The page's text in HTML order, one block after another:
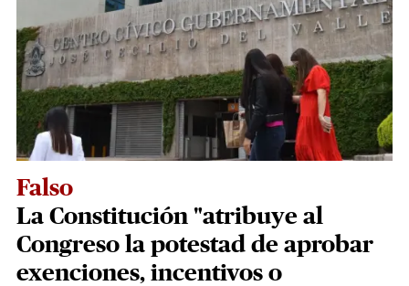
Falso
La Constitución "atribuye al
Congreso la potestad de aprobar
exenciones, incentivos o